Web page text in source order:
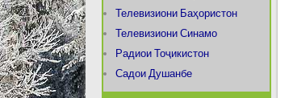
Телевизиони Баҳористон
Телевизиони Синамо
Радиои Тоҷикистон
Садои Душанбе